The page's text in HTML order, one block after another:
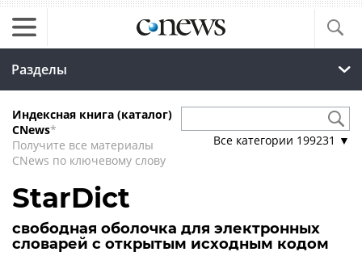
Разделы
Индексная книга (каталог)
CNews*
Получите все материалы
CNews по ключевому слову
Все категории 199231 ▼
StarDict
свободная оболочка для электронных
словарей с открытым исходным кодом